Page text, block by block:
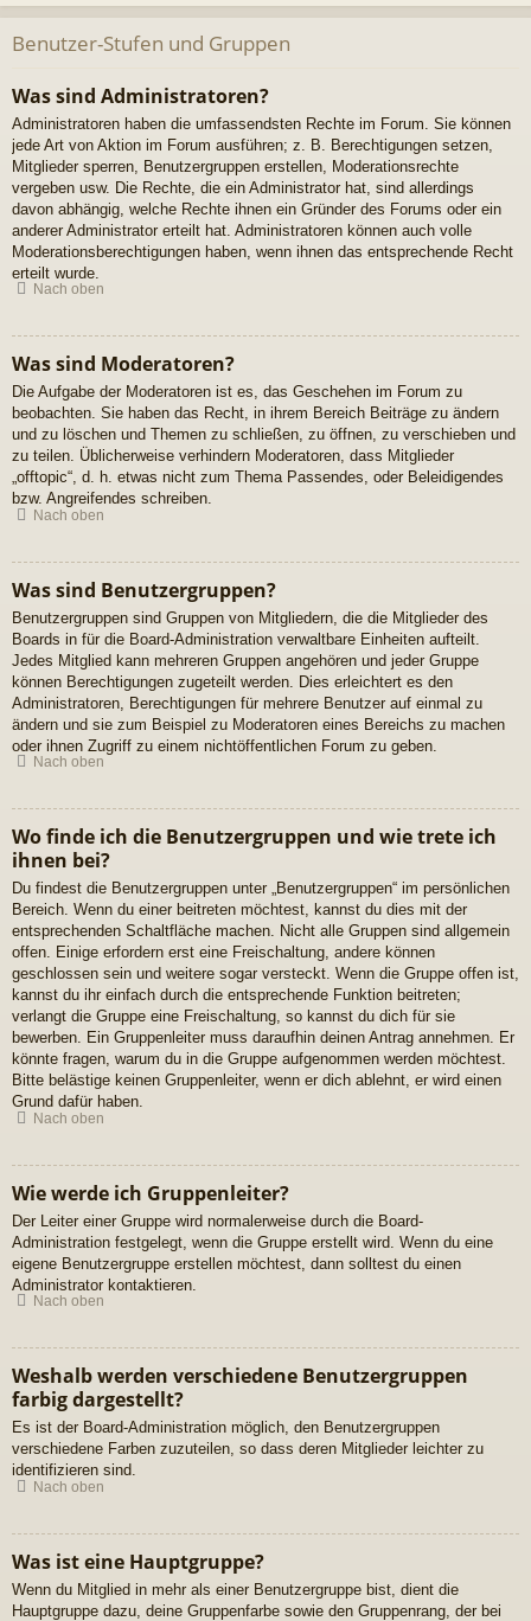
Benutzer-Stufen und Gruppen
Was sind Administratoren?
Administratoren haben die umfassendsten Rechte im Forum. Sie können
jede Art von Aktion im Forum ausführen; z. B. Berechtigungen setzen,
Mitglieder sperren, Benutzergruppen erstellen, Moderationsrechte
vergeben usw. Die Rechte, die ein Administrator hat, sind allerdings
davon abhängig, welche Rechte ihnen ein Gründer des Forums oder ein
anderer Administrator erteilt hat. Administratoren können auch volle
Moderationsberechtigungen haben, wenn ihnen das entsprechende Recht
erteilt wurde.
Nach oben
Was sind Moderatoren?
Die Aufgabe der Moderatoren ist es, das Geschehen im Forum zu
beobachten. Sie haben das Recht, in ihrem Bereich Beiträge zu ändern
und zu löschen und Themen zu schließen, zu öffnen, zu verschieben und
zu teilen. Üblicherweise verhindern Moderatoren, dass Mitglieder
„offtopic“, d. h. etwas nicht zum Thema Passendes, oder Beleidigendes
bzw. Angreifendes schreiben.
Nach oben
Was sind Benutzergruppen?
Benutzergruppen sind Gruppen von Mitgliedern, die die Mitglieder des
Boards in für die Board-Administration verwaltbare Einheiten aufteilt.
Jedes Mitglied kann mehreren Gruppen angehören und jeder Gruppe
können Berechtigungen zugeteilt werden. Dies erleichtert es den
Administratoren, Berechtigungen für mehrere Benutzer auf einmal zu
ändern und sie zum Beispiel zu Moderatoren eines Bereichs zu machen
oder ihnen Zugriff zu einem nichtöffentlichen Forum zu geben.
Nach oben
Wo finde ich die Benutzergruppen und wie trete ich
ihnen bei?
Du findest die Benutzergruppen unter „Benutzergruppen“ im persönlichen
Bereich. Wenn du einer beitreten möchtest, kannst du dies mit der
entsprechenden Schaltfläche machen. Nicht alle Gruppen sind allgemein
offen. Einige erfordern erst eine Freischaltung, andere können
geschlossen sein und weitere sogar versteckt. Wenn die Gruppe offen ist,
kannst du ihr einfach durch die entsprechende Funktion beitreten;
verlangt die Gruppe eine Freischaltung, so kannst du dich für sie
bewerben. Ein Gruppenleiter muss daraufhin deinen Antrag annehmen. Er
könnte fragen, warum du in die Gruppe aufgenommen werden möchtest.
Bitte belästige keinen Gruppenleiter, wenn er dich ablehnt, er wird einen
Grund dafür haben.
Nach oben
Wie werde ich Gruppenleiter?
Der Leiter einer Gruppe wird normalerweise durch die Board-
Administration festgelegt, wenn die Gruppe erstellt wird. Wenn du eine
eigene Benutzergruppe erstellen möchtest, dann solltest du einen
Administrator kontaktieren.
Nach oben
Weshalb werden verschiedene Benutzergruppen
farbig dargestellt?
Es ist der Board-Administration möglich, den Benutzergruppen
verschiedene Farben zuzuteilen, so dass deren Mitglieder leichter zu
identifizieren sind.
Nach oben
Was ist eine Hauptgruppe?
Wenn du Mitglied in mehr als einer Benutzergruppe bist, dient die
Hauptgruppe dazu, deine Gruppenfarbe sowie den Gruppenrang, der bei